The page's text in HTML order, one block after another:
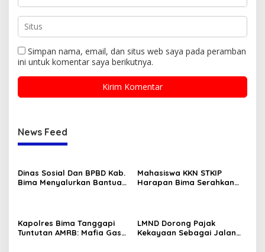
Simpan nama, email, dan situs web saya pada peramban
ini untuk komentar saya berikutnya.
News Feed
Dinas Sosial Dan BPBD Kab.
Bima Menyalurkan Bantuan
Mahasiswa KKN STKIP
Harapan Bima Serahkan
Kapolres Bima Tanggapi
Tuntutan AMRB: Mafia Gas
LMND Dorong Pajak
Kekayaan Sebagai Jalan